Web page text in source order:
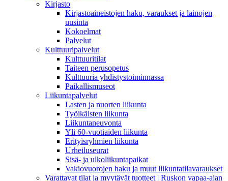
Kirjasto
Kirjastoaineistojen haku, varaukset ja lainojen
uusinta
Kokoelmat
Palvelut
Kulttuuripalvelut
Kulttuuritilat
Taiteen perusopetus
Kulttuuria yhdistystoiminnassa
Paikallismuseot
Liikuntapalvelut
Lasten ja nuorten liikunta
Työikäisten liikunta
Liikuntaneuvonta
Yli 60-vuotiaiden liikunta
Erityisryhmien liikunta
Urheiluseurat
Sisä- ja ulkoliikuntapaikat
Vakiovuorojen haku ja muut liikuntatilavaraukset
Varattavat tilat ja myytävät tuotteet | Ruskon vapaa-ajan